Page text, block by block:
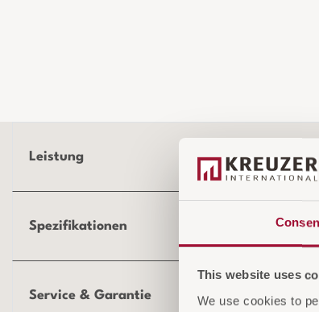
This website uses
We use cookies to
Leistung
Spezifikationen
Service & Garantie